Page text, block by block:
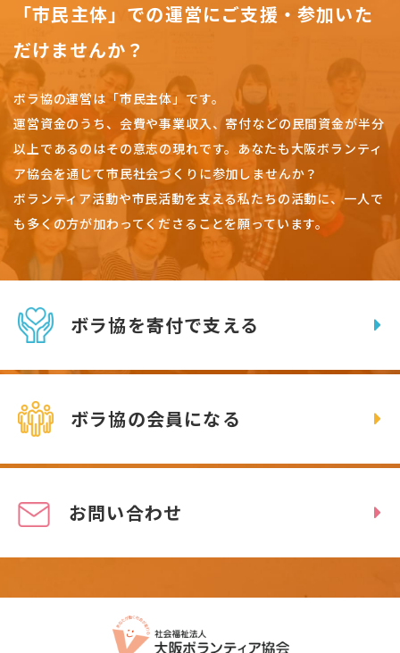
「市民主体」での運営にご支援・参加いた
だけませんか？
ボラ協の運営は「市民主体」です。
運営資金のうち、会費や事業収入、寄付などの民間資金が半分
以上であるのはその意志の現れです。 あなたも大阪ボランティ
ア協会を通じて市民社会づくりに参加しませんか？
ボランティア活動や市民活動を支える私たちの活動に、一人で
も多くの方が加わってくださることを願っています。
ボラ協を寄付で支える
ボラ協の会員になる
お問い合わせ